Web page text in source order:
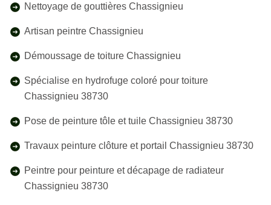
Nettoyage de gouttières Chassignieu
Artisan peintre Chassignieu
Démoussage de toiture Chassignieu
Spécialise en hydrofuge coloré pour toiture
Chassignieu 38730
Pose de peinture tôle et tuile Chassignieu 38730
Travaux peinture clôture et portail Chassignieu 38730
Peintre pour peinture et décapage de radiateur
Chassignieu 38730